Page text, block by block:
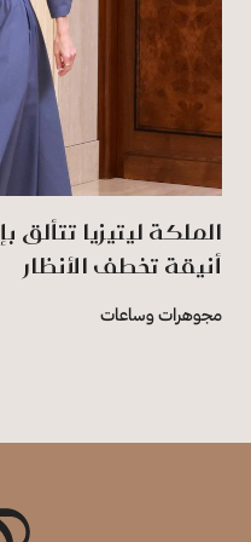
الملكة ليتيزيا تتألق
أنيقة تخطف الأنظار
مجوهرات وساعات